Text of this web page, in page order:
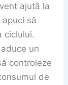
ajută la
să
ciclului.
un
controleze
de